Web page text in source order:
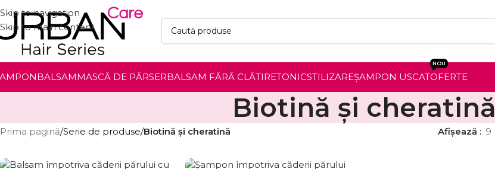
Skip to navigation
Skip to main content
BALSAMMASCĂ DE PĂRSERBALSAM FĂRĂ CLĂTIRETONICSTILIZAREȘAMPON USCATOFERTE
NOU
Biotină și cheratină
Prima pagină/Serie de produse/Biotină și cheratină Afișează 9